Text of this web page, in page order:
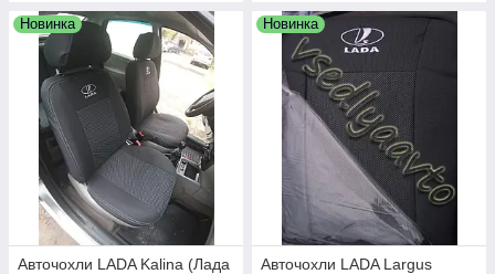
Новинка
Авточохли LADA Kalina (Лада
Новинка
Авточохли LADA Largus